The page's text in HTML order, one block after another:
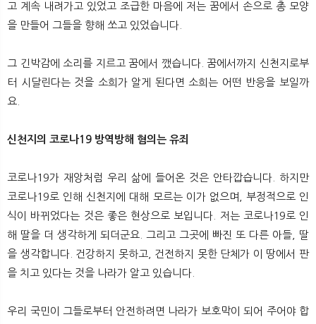
고 계속 내려가고 있었고 조급한 마음에 저는 꿈에서 손으로 총 모양
을 만들어 그들을 향해 쏘고 있었습니다.
그 긴박감에 소리를 지르고 꿈에서 깼습니다. 꿈에서까지 신천지로부
터 시달린다는 것을 소희가 알게 된다면 소희는 어떤 반응을 보일까
요.
신천지의 코로나19 방역방해 혐의는 유죄
코로나19가 재앙처럼 우리 삶에 들어온 것은 안타깝습니다. 하지만
코로나19로 인해 신천지에 대해 모르는 이가 없으며, 부정적으로 인
식이 바뀌었다는 것은 좋은 현상으로 보입니다. 저는 코로나19로 인
해 딸을 더 생각하게 되더군요. 그리고 그곳에 빠진 또 다른 아들, 딸
을 생각합니다. 건강하지 못하고, 건전하지 못한 단체가 이 땅에서 판
을 치고 있다는 것을 나라가 알고 있습니다.
우리 국민이 그들로부터 안전하려면 나라가 보호막이 되어 주어야 합